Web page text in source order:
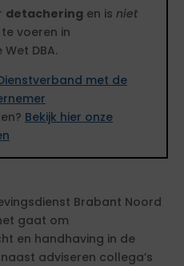
detachering en is niet
voeren in
DBA.
met de
Bekijk hier onze
Brabant Noord
gaat om
en handhaving in de
adviseren collega’s